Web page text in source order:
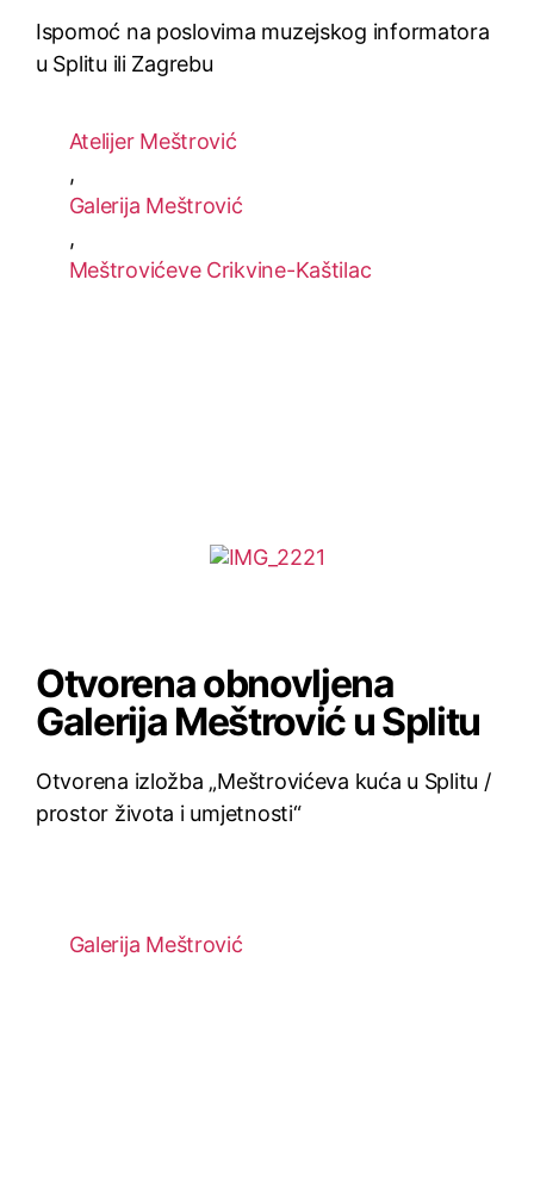
Ispomoć na poslovima muzejskog informatora
u Splitu ili Zagrebu
Atelijer Meštrović
,
Galerija Meštrović
,
Meštrovićeve Crikvine-Kaštilac
Otvorena obnovljena
Galerija Meštrović u Splitu
Otvorena izložba „Meštrovićeva kuća u Splitu /
prostor života i umjetnosti“
Galerija Meštrović